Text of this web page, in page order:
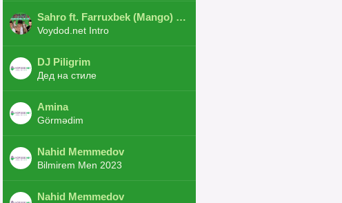
Sahro ft. Farruxbek (Mango) ft. Shaxboz ft. Navruz and Zarba ft. DJ.JoHa
Voydod.net Intro
DJ Piligrim
Дед на стиле
Amina
Görmədim
Nahid Memmedov
Bilmirem Men 2023
Nahid Memmedov